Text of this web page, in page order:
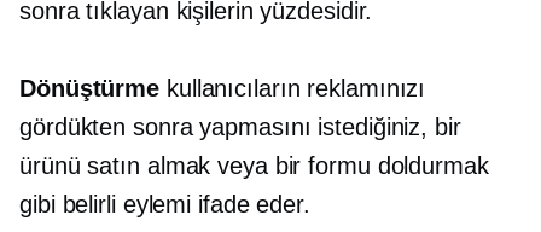
sonra tıklayan kişilerin yüzdesidir.
Dönüştürme kullanıcıların reklamınızı
gördükten sonra yapmasını istediğiniz, bir
ürünü satın almak veya bir formu doldurmak
gibi belirli eylemi ifade eder.